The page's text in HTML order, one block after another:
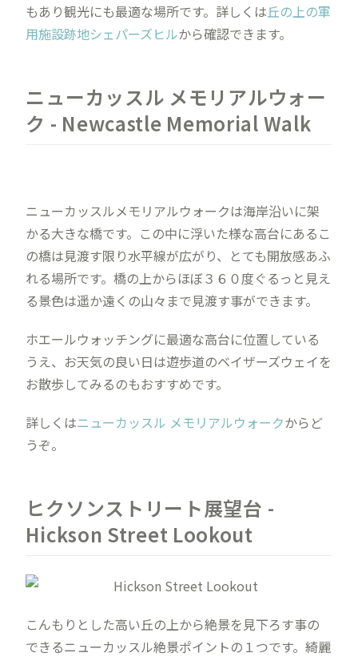
もあり観光にも最適な場所です。詳しくは丘の上の軍
用施設跡地シェパーズヒルから確認できます。
ニューカッスル メモリアルウォー
ク - Newcastle Memorial Walk
ニューカッスルメモリアルウォークは海岸沿いに架
かる大きな橋です。この中に浮いた様な高台にあるこ
の橋は見渡す限り水平線が広がり、とても開放感あふ
れる場所です。橋の上からほぼ３６０度ぐるっと見え
る景色は遥か遠くの山々まで見渡す事ができます。
ホエールウォッチングに最適な高台に位置している
うえ、お天気の良い日は遊歩道のベイザーズウェイを
お散歩してみるのもおすすめです。
詳しくはニューカッスル メモリアルウォークからど
うぞ。
ヒクソンストリート展望台 -
Hickson Street Lookout
こんもりとした高い丘の上から絶景を見下ろす事の
できるニューカッスル絶景ポイントの１つです。綺麗